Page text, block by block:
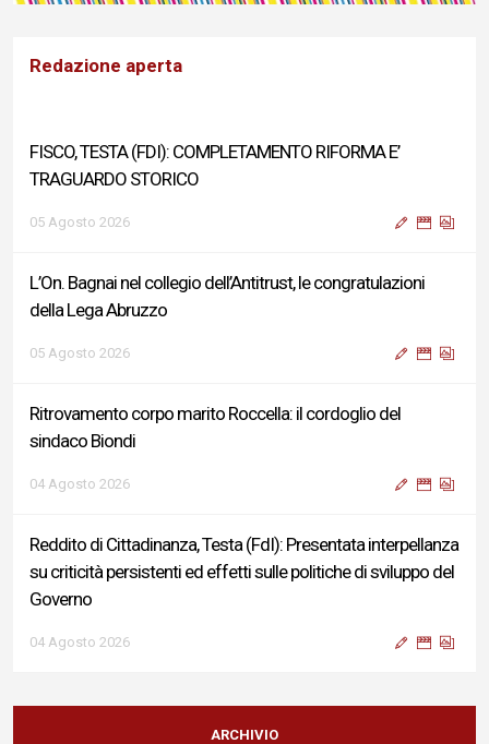
Redazione aperta
FISCO, TESTA (FDI): COMPLETAMENTO RIFORMA E’
TRAGUARDO STORICO
05 Agosto 2026
L’On. Bagnai nel collegio dell’Antitrust, le congratulazioni
della Lega Abruzzo
05 Agosto 2026
Ritrovamento corpo marito Roccella: il cordoglio del
sindaco Biondi
04 Agosto 2026
Reddito di Cittadinanza, Testa (FdI): Presentata interpellanza
su criticità persistenti ed effetti sulle politiche di sviluppo del
Governo
04 Agosto 2026
Sigismondi, Liris e Testa: “Profondo cordoglio e vicinanza al
Ministro Roccella e alla sua famiglia”
ARCHIVIO